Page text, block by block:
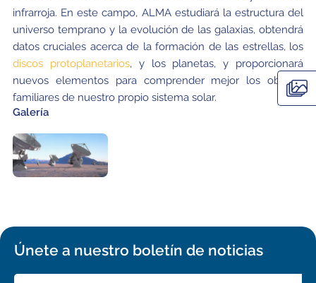
infrarroja. En este campo, ALMA estudiará la estructura del
universo temprano y la evolución de las galaxias, obtendrá
datos cruciales acerca de la formación de las estrellas, los
discos protoplanetarios, y los planetas, y proporcionará
nuevos elementos para comprender mejor los objetos
familiares de nuestro propio sistema solar.
Galería
Únete a nuestro boletín de noticias